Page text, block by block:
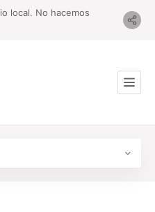
local. No hacemos